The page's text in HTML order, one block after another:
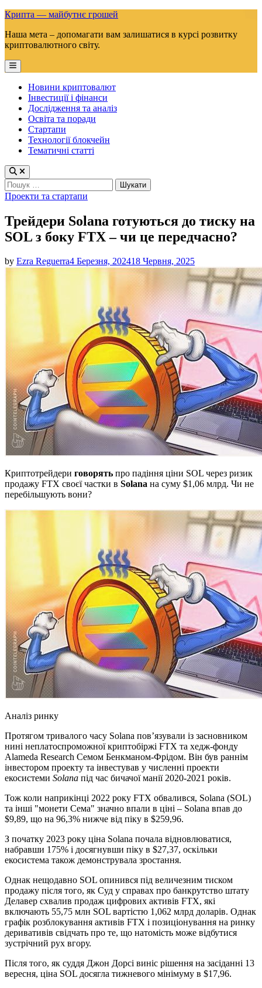
Skip
content
Крипта — майбутнє грошей
Наша мета – допомагати вам залишатися в курсі розвитку
криптовалютного світу.
Main
Menu
Новини криптовалют
Інвестиції і фінанси
Дослідження та аналіз
Освіта та поради
Стартапи
Технології блокчейн
Тематичні статті
Пошук:
Posted
Проекти та стартапи
Трейдери Solana готуються до тиску на
SOL з боку FTX – чи це передчасно?
by Ezra Reguerra4 Березня, 202418 Червня, 2025
Криптотрейдери говорять про падіння ціни SOL через ризик
продажу FTX своєї частки в Solana на суму $1,06 млрд. Чи не
перебільшують вони?
Аналіз ринку
Протягом тривалого часу Solana пов’язували із засновником
нині неплатоспроможної криптобіржі FTX та хедж-фонду
Alameda Research Семом Бенкманом-Фрідом. Він був раннім
інвестором проекту та інвестував у численні проекти
екосистеми Solana під час бичачої манії 2020-2021 років.
Тож коли наприкінці 2022 року FTX обвалився, Solana (SOL)
та інші "монети Сема" значно впали в ціні – Solana впав до
$9,89, що на 96,3% нижче від піку в $259,96.
З початку 2023 року ціна Solana почала відновлюватися,
набравши 175% і досягнувши піку в $27,37, оскільки
екосистема також демонструвала зростання.
Однак нещодавно SOL опинився під величезним тиском
продажу після того, як Суд у справах про банкрутство штату
Делавер схвалив продаж цифрових активів FTX, які
включають 55,75 млн SOL вартістю 1,062 млрд доларів. Однак
графік розблокування активів FTX і позиціонування на ринку
деривативів свідчать про те, що натомість може відбутися
зустрічний рух вгору.
Після того, як суддя Джон Дорсі виніс рішення на засіданні 13
вересня, ціна SOL досягла тижневого мінімуму в $17,96.